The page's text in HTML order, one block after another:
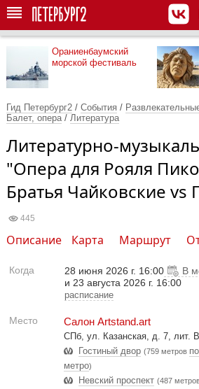
Ораниенбаумский
морской фестиваль
Гид Петербург2 / События /
Балет, опера / Литература
Литературно-
"Опера для Рояля
Братья Чайковские
445
Описание Карта Маршрут
Когда 28 июня 2026 г. 16:00
В
и 23 августа 2026 г. 16:00
расписание
Место Салон Artstand.art
СПб, ул. Казанская, д. 7, лит. В
Гостиный двор (759 метров
метро)
Невский проспект (487